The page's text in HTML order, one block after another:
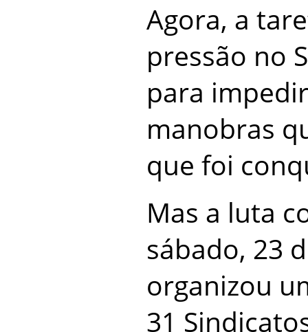
Agora, a
pressão no
para
manobras
que foi
Mas a luta
sábado, 23
organizou
31